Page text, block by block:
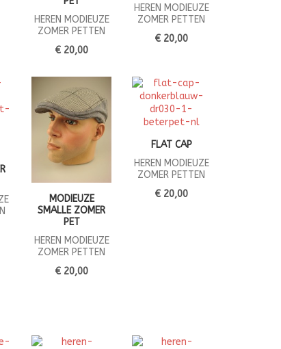
HEREN MODIEUZE
ZOMER PETTEN
€ 20,00
HEREN MODIEUZE
ZOMER PETTEN
€ 20,00
MODIEUZE
SMALLE ZOMER
PET
HEREN MODIEUZE
ZOMER PETTEN
€ 20,00
FLAT CAP
HEREN MODIEUZE
ZOMER PETTEN
€ 20,00